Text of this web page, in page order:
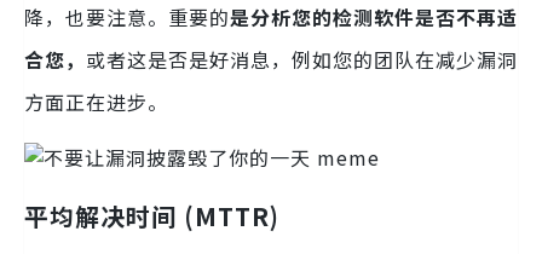
降，也要注意。重要的是分析您的检测软件是否不再适
合您， 或者这是否是好消息，例如您的团队在减少漏洞
方面正在进步。
平均解决时间 (MTTR)